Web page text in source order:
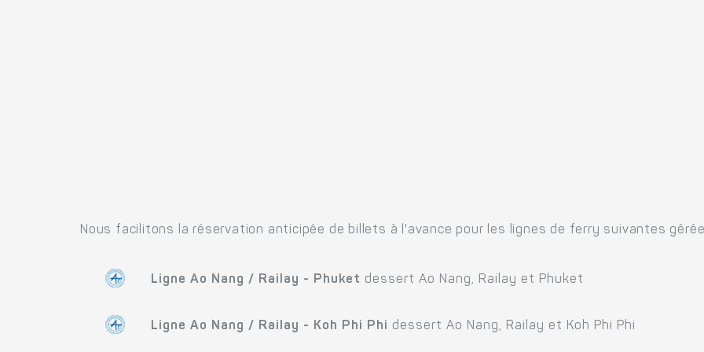
Nous facilitons la réservation anticipée de billets à l'avance pour les lignes de ferry suivantes
Ligne Ao Nang / Railay - Phuket dessert Ao Nang, Railay et Phuket
Ligne Ao Nang / Railay - Koh Phi Phi dessert Ao Nang, Railay et Koh Phi Phi